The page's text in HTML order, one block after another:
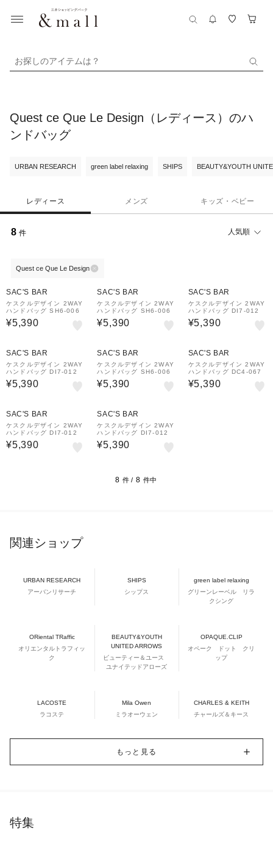
お探しのアイテムは？
Quest ce Que Le Design（レディース）のハ
ンドバッグ
URBAN RESEARCH green label relaxing SHIPS BEAUTY&YOUTH
レディース メンズ キッズ・ベビー
8 件 人気順
Quest ce Que Le Design
SAC'S BAR
ケスクルデザイン 2WAY
ハンドバッグ SH6-006
¥5,390
SAC'S BAR
ケスクルデザイン 2WAY
ハンドバッグ SH6-006
¥5,390
SAC'S BAR
ケスクルデザイン 2WAY
ハンドバッグ DI7-012
¥5,390
SAC'S BAR
ケスクルデザイン 2WAY
ハンドバッグ DI7-012
¥5,390
SAC'S BAR
ケスクルデザイン 2WAY
ハンドバッグ SH6-006
¥5,390
SAC'S BAR
ケスクルデザイン 2WAY
ハンドバッグ DC4-067
¥5,390
SAC'S BAR
ケスクルデザイン 2WAY
ハンドバッグ DI7-012
¥5,390
SAC'S BAR
ケスクルデザイン 2WAY
ハンドバッグ DI7-012
¥5,390
8 件 / 8 件中
関連ショップ
URBAN RESEARCH
アーバンリサーチ
SHIPS
シップス
green label relaxing
グリーンレーベル リラ
クシング
ORiental TRaffic
オリエンタルトラフィッ
ク
BEAUTY&YOUTH
UNITED ARROWS
ビューティー＆ユース
ユナイテッドアローズ
OPAQUE.CLIP
オペーク ドット クリ
ップ
LACOSTE
ラコステ
Mila Owen
ミラオーウェン
CHARLES & KEITH
チャールズ＆キース
もっと見る
特集